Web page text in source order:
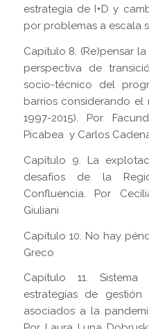
estrategia de I+D y
por problemas a escala
Capítulo 8. (Re)pensar
perspectiva de
socio-técnico del
barrios considerando
1997-2015). Por
Picabea y Carlos
Capítulo 9. La
desafíos de la
Confluencia. Por
Giuliani
Capítulo 10. No hay
Greco
Capítulo 11.
estrategias de
asociados a la